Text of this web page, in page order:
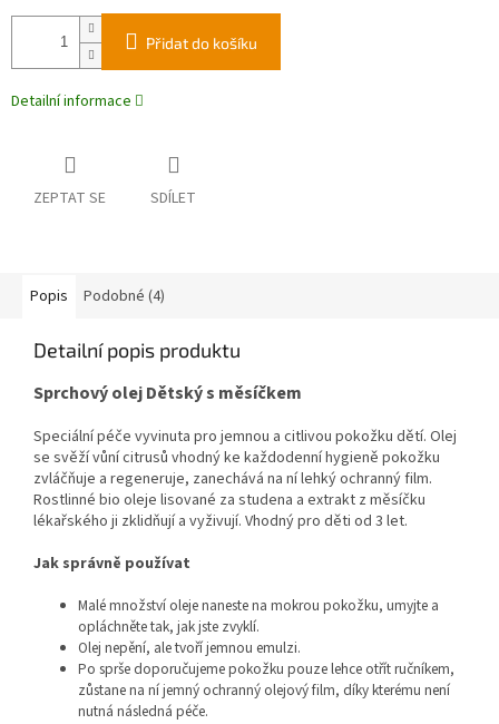
Přidat do košíku
Detailní informace
ZEPTAT SE SDÍLET
Popis Podobné (4)
Detailní popis produktu
Sprchový olej Dětský s měsíčkem
Speciální péče vyvinuta pro jemnou a citlivou pokožku dětí. Olej
se svěží vůní citrusů vhodný ke každodenní hygieně pokožku
zvláčňuje a regeneruje, zanechává na ní lehký ochranný film.
Rostlinné bio oleje lisované za studena a extrakt z měsíčku
lékařského ji zklidňují a vyživují. Vhodný pro děti od 3 let.
Jak správně používat
Malé množství oleje naneste na mokrou pokožku, umyjte a
opláchněte tak, jak jste zvyklí.
Olej nepění, ale tvoří jemnou emulzi.
Po sprše doporučujeme pokožku pouze lehce otřít ručníkem,
zůstane na ní jemný ochranný olejový film, díky kterému není
nutná následná péče.